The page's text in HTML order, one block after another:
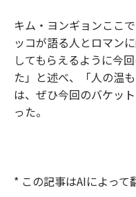
キム・ヨンギョンここ
ッコが語る人とロマン
してもらえるように今
た」と述べ、「人の温
は、ぜひ今回のバケッ
った。
* この記事はAIによって